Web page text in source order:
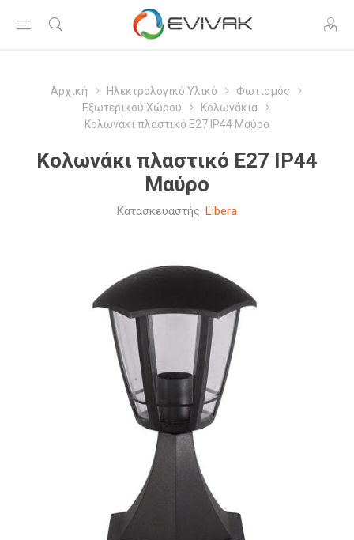
Αρχική Ηλεκτρολογικό Υλικό
Φωτισμός
Εξωτερικού Χώρου
Κολωνάκια
Κολωνάκι πλαστικό Ε27 IP44 Μαύρο
Κολωνάκι πλαστικό Ε27 IP44
Μαύρο
Κατασκευαστής: Libera